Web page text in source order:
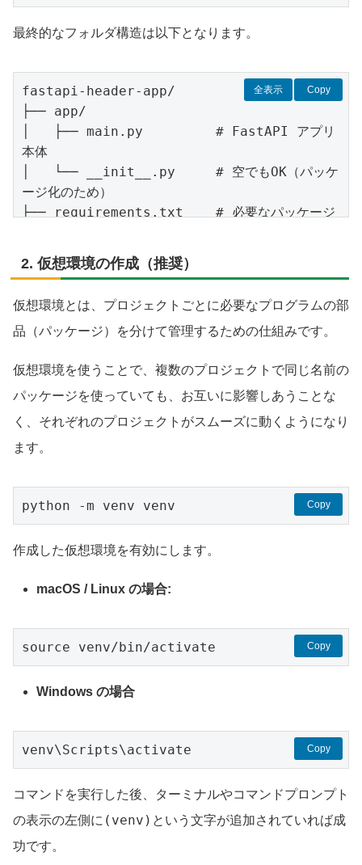
最終的なフォルダ構造は以下となります。
fastapi-header-app/
├── app/
│   ├── main.py         # FastAPI アプリ
本体
│   └── __init__.py     # 空でもOK（パッケ
ージ化のため）
├── requirements.txt    # 必要なパッケージ
Copy
全表示
2. 仮想環境の作成（推奨）
仮想環境とは、プロジェクトごとに必要なプログラムの部
品（パッケージ）を分けて管理するための仕組みです。
仮想環境を使うことで、複数のプロジェクトで同じ名前の
パッケージを使っていても、お互いに影響しあうことな
く、それぞれのプロジェクトがスムーズに動くようになり
ます。
python -m venv venv Copy
作成した仮想環境を有効にします。
macOS / Linux の場合:
source venv/bin/activate Copy
Windows の場合
venv\Scripts\activate Copy
コマンドを実行した後、ターミナルやコマンドプロンプト
の表示の左側に (venv) という文字が追加されていれば成
功です。